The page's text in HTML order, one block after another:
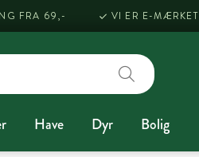
FRA 69,- VI ER E-MÆRKET
Have Dyr Bolig